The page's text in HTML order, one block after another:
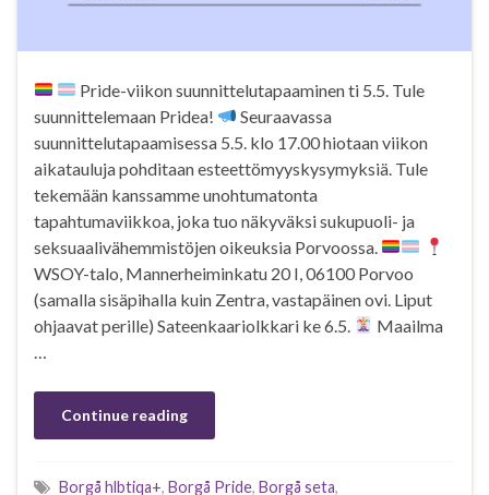
Pride-viikon suunnittelutapaaminen ti 5.5. Tule
suunnittelemaan Pridea!
Seuraavassa
suunnittelutapaamisessa 5.5. klo 17.00 hiotaan viikon
aikatauluja pohditaan esteettömyyskysymyksiä. Tule
tekemään kanssamme unohtumatonta
tapahtumaviikkoa, joka tuo näkyväksi sukupuoli- ja
seksuaalivähemmistöjen oikeuksia Porvoossa.
WSOY-talo, Mannerheiminkatu 20 I, 06100 Porvoo
(samalla sisäpihalla kuin Zentra, vastapäinen ovi. Liput
ohjaavat perille) Sateenkaariolkkari ke 6.5.
Maailma
…
Continue reading
Borgå hlbtiqa+, Borgå Pride, Borgå seta,